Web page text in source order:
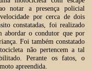
notar a presença policial
por cerca de dois
constatadas, foi realizado
abordar o condutor que por
Foi também constatado
não pertencem a tal
Perante os fatos, o
apreendida.